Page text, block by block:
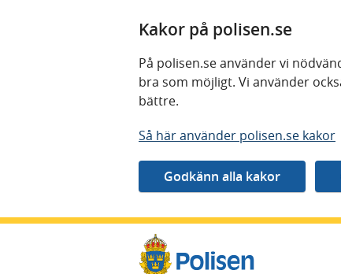
Kakor på polisen.se
På polisen.se använder vi
bra som möjligt. Vi använder
bättre.
Så här använder polisen.se kakor